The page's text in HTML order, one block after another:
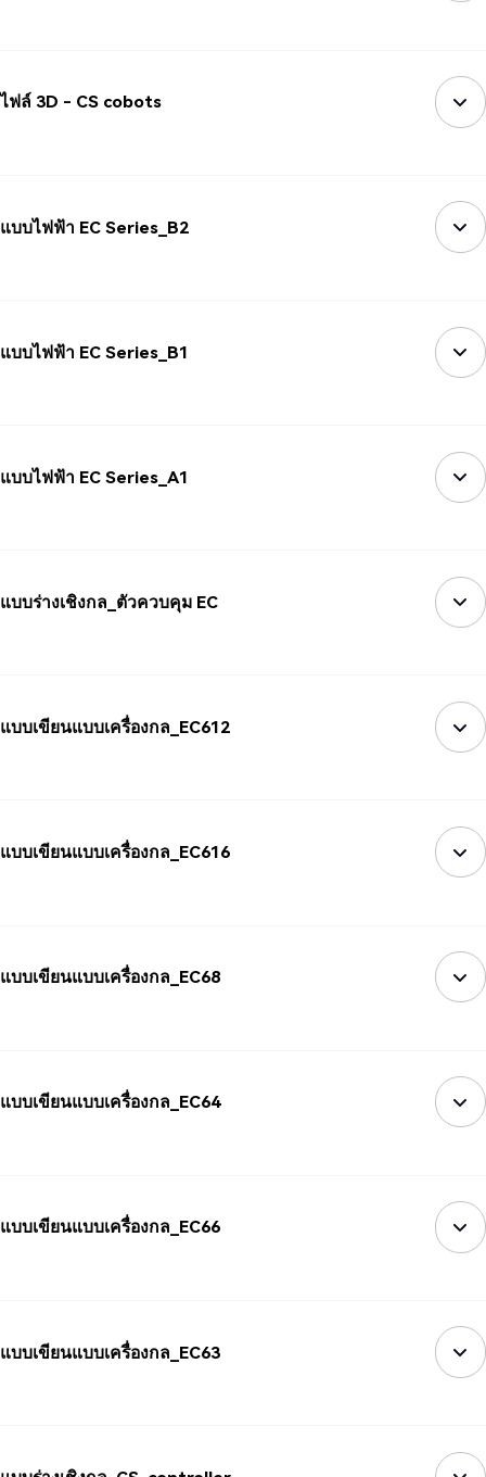
ไฟล์ 3D - CS cobots
แบบไฟฟ้า EC Series_B2
แบบไฟฟ้า EC Series_B1
แบบไฟฟ้า EC Series_A1
แบบร่างเชิงกล_ตัวควบคุม EC
แบบเขียนแบบเครื่องกล_EC612
แบบเขียนแบบเครื่องกล_EC616
แบบเขียนแบบเครื่องกล_EC68
แบบเขียนแบบเครื่องกล_EC64
แบบเขียนแบบเครื่องกล_EC66
แบบเขียนแบบเครื่องกล_EC63